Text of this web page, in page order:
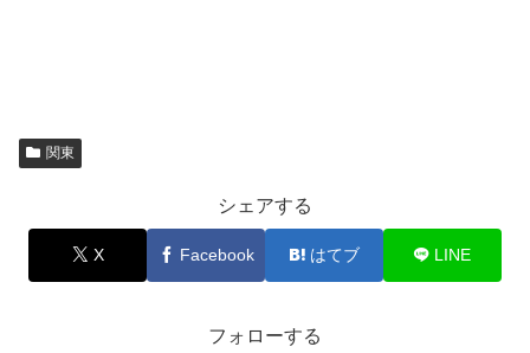
関東
シェアする
X Facebook はてブ LINE
フォローする